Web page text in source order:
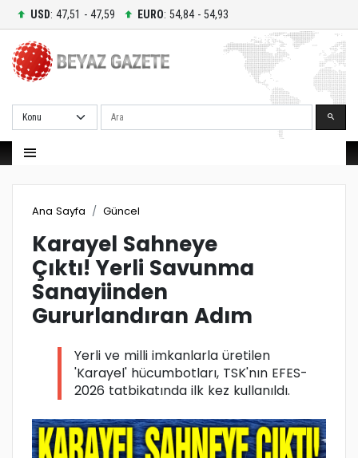
USD: 47,51 - 47,59 EURO: 54,84 - 54,93
Ara
Ana Sayfa Güncel
Karayel Sahneye
Çıktı! Yerli Savunma
Sanayiinden
Gururlandıran Adım
Yerli ve milli imkanlarla üretilen
'Karayel' hücumbotları, TSK'nın EFES-
2026 tatbikatında ilk kez kullanıldı.